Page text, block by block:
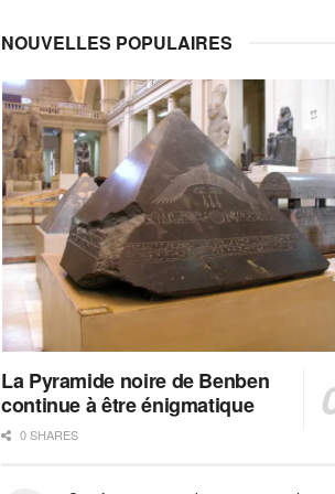
NOUVELLES POPULAIRES
La Pyramide noire de Benben
continue à être énigmatique
0 SHARES